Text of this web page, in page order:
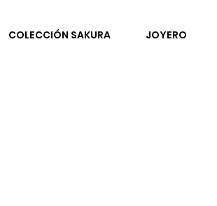
COLECCIÓN SAKURA JOYERO